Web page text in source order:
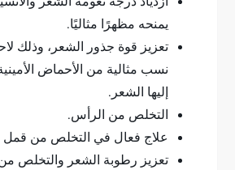
يمنحه مظهرًا مثاليًا.
تعزيز قوة جذور الشعر، وذلك
نسب مثالية من الأحماض
إليها الشعر.
التخلص من الرأس.
علاج فعال في التخلص من قمل
تعزيز رطوبة الشعر والتخلص